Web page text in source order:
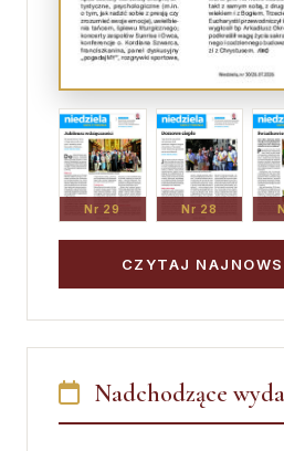
Nr 29 Nr 28
CZYTAJ
Nadchodzące